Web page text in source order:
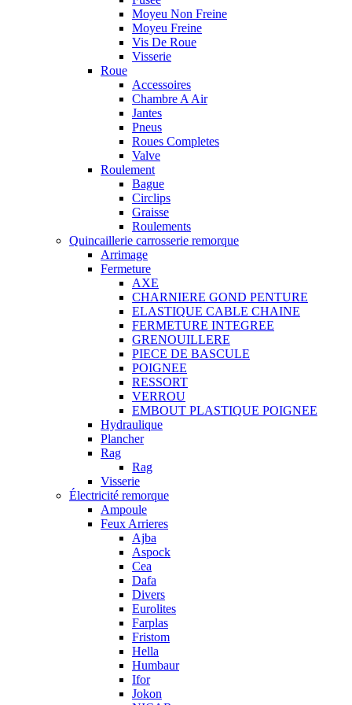
Moyeu Non Freine
Moyeu Freine
Vis De Roue
Visserie
Roue
Accessoires
Chambre A Air
Jantes
Pneus
Roues Completes
Valve
Roulement
Bague
Circlips
Graisse
Roulements
Quincaillerie carrosserie remorque
Arrimage
Fermeture
AXE
CHARNIERE GOND PENTURE
ELASTIQUE CABLE CHAINE
FERMETURE INTEGREE
GRENOUILLERE
PIECE DE BASCULE
POIGNEE
RESSORT
VERROU
EMBOUT PLASTIQUE POIGNEE
Hydraulique
Plancher
Rag
Rag
Visserie
Électricité remorque
Ampoule
Feux Arrieres
Ajba
Aspock
Cea
Dafa
Divers
Eurolites
Farplas
Fristom
Hella
Humbaur
Ifor
Jokon